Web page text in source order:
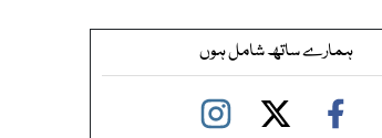
ہمارے ساتھ شامل ہوں